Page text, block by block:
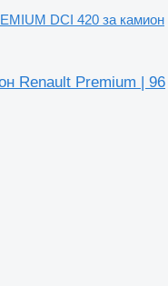
DCI 420 за камион
Renault Premium | 96